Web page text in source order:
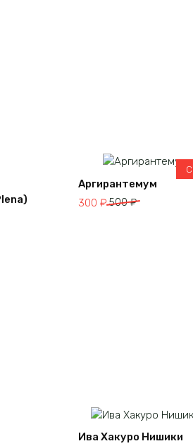
Аргирантемум
500₽
Первоначальная
300 ₽
Текущая
Ива Хакуро Нишики